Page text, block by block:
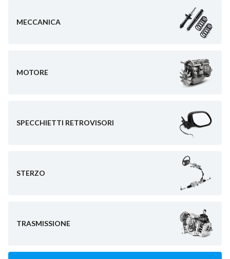
MECCANICA
MOTORE
SPECCHIETTI RETROVISORI
STERZO
TRASMISSIONE